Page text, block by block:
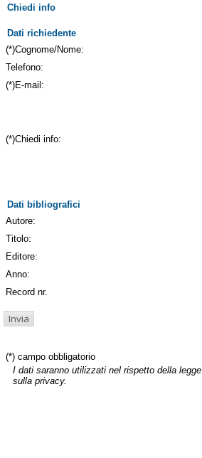
Chiedi info
Dati richiedente
(*)Cognome/Nome:
Telefono:
(*)E-mail:
(*)Chiedi info:
Dati bibliografici
Autore:
Titolo:
Editore:
Anno:
Record nr.
(*) campo obbligatorio
I dati saranno utilizzati nel rispetto della legge
sulla privacy.